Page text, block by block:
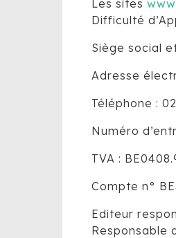
Les sites
Difficulté
Siège social
Adresse
Téléphone :
Numéro
TVA :
Compte n°
Editeur
Responsable